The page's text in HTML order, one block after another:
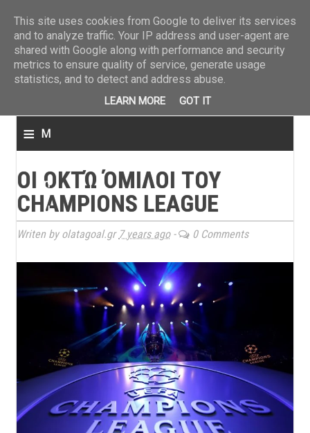
≡ M
n
u
ΟΙ ΟΚΤΏ ΌΜΙΛΟΙ ΤΟΥ
CHAMPIONS LEAGUE
Writen by olatagoal.gr 7 years ago- 0 Comments
This site uses cookies from Google to deliver its services
and to analyze traffic. Your IP address and user-agent are
shared with Google along with performance and security
metrics to ensure quality of service, generate usage
statistics, and to detect and address abuse.
LEARN MORE GOT IT